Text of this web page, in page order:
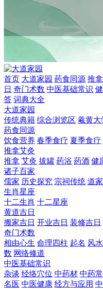
首页 大道家园 药食同源 推
日 奇门术数 中医基础常识
答 词典大全
大道家园
传统典籍 综合浏览区 羲黄大
药食同源
饮食营养 春季食疗 夏季食疗
推拿艾灸
推拿 艾灸 拔罐 药浴 药酒 健
诸子百家
儒家 历史探究 宗祠传统 道家
生肖星座
十二生肖 十二星座
黄道吉日
搬家吉日 开业吉日 装修吉日
奇门术数
相由心生 命理四柱 起名 风水
数 网络修道
中医基础常识
杂谈 经络穴位 中药材 中药
名医 中医健康 经方与应用